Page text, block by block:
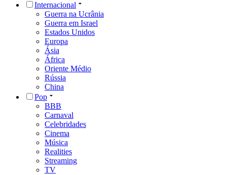
Internacional
Guerra na Ucrânia
Guerra em Israel
Estados Unidos
Europa
Ásia
África
Oriente Médio
Rússia
China
Pop
BBB
Carnaval
Celebridades
Cinema
Música
Realities
Streaming
TV